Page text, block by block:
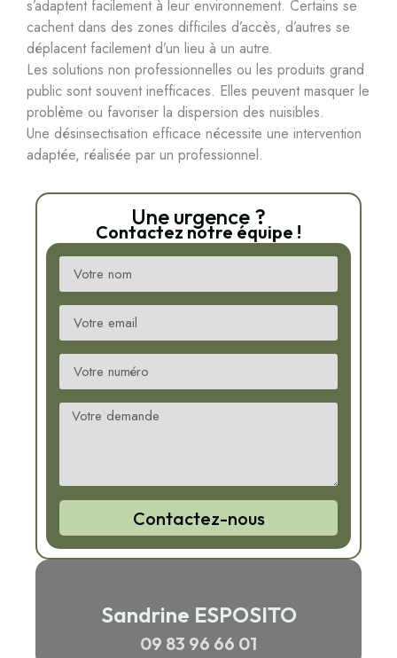
Une urgence ?
Contactez notre équipe !
Contactez-nous
Sandrine ESPOSITO
09 83 96 66 01
s’adaptent facilement à leur environnement. Certains se
cachent dans des zones difficiles d’accès, d’autres se
déplacent facilement d’un lieu à un autre.
Les solutions non professionnelles ou les produits grand
public sont souvent inefficaces. Elles peuvent masquer le
problème ou favoriser la dispersion des nuisibles.
Une désinsectisation efficace nécessite une intervention
adaptée, réalisée par un professionnel.